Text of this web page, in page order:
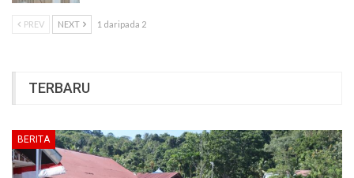
PREV NEXT 1 daripada 2
TERBARU
BERITA